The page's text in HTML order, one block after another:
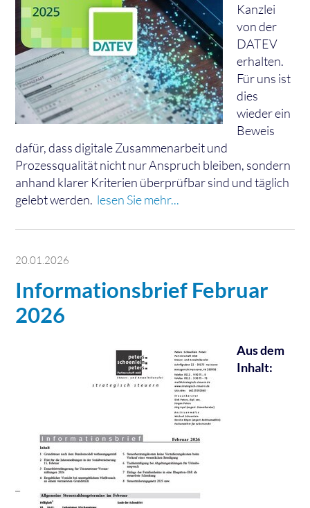
Kanzlei
von der
DATEV
erhalten.
Für uns ist
dies
wieder ein
Beweis
dafür, dass digitale Zusammenarbeit und
Prozessqualität nicht nur Anspruch bleiben, sondern
anhand klarer Kriterien überprüfbar sind und täglich
gelebt werden. lesen Sie mehr...
20.01.2026
Informationsbrief Februar
2026
Aus dem
Inhalt: